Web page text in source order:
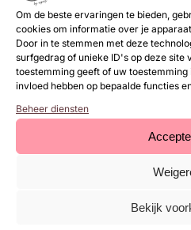
Om de beste ervaringen te bieden,
cookies om informatie over je
Door in te stemmen met deze
surfgedrag of unieke ID's op deze site
toestemming geeft of uw
invloed hebben op bepaalde functies
Beheer diensten
Bekijk
onder eenUV/LED-lamp.
Verkleuring door zonlicht
Bij sommige oranje- en
zomermaanden lichte verkleuring
blootstelling aan UV-straling. Ook
Base Gel en NeXt Top Gel kan
na de Rubber Base Gel een
en werk deze eveneens af met